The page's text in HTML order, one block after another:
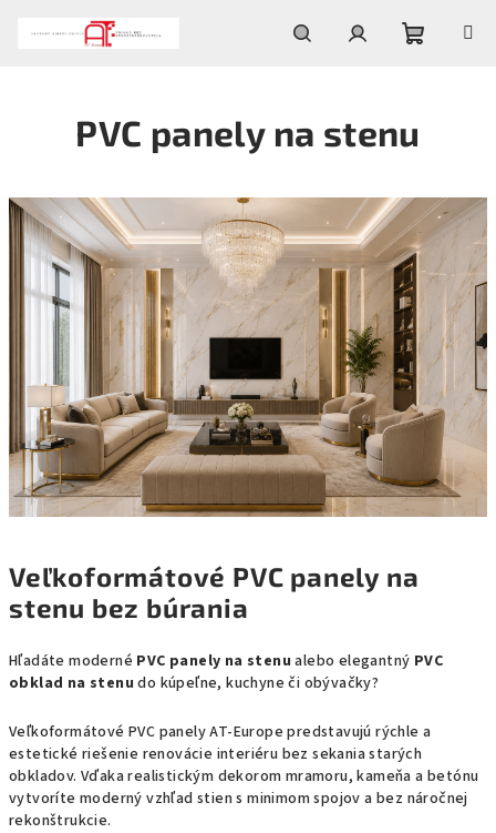
košík
PVC panely na stenu
Veľkoformátové PVC panely na
stenu bez búrania
Hľadáte moderné PVC panely na stenu alebo elegantný PVC
obklad na stenu do kúpeľne, kuchyne či obývačky?
Veľkoformátové PVC panely AT-Europe predstavujú rýchle a
estetické riešenie renovácie interiéru bez sekania starých
obkladov. Vďaka realistickým dekorom mramoru, kameňa a betónu
vytvoríte moderný vzhľad stien s minimom spojov a bez náročnej
rekonštrukcie.